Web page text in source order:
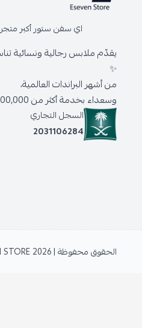
اي سفن ستور أكبر
يقدّم ملابس رجالية ونسائية
✨
من أشهر البراندات العالمية،
وسعداء بخدمة أكثر من 300,000 عميل حول المملكة.
السجل التجاري
2031106284
الحقوق محفوظة | 2026 STORE